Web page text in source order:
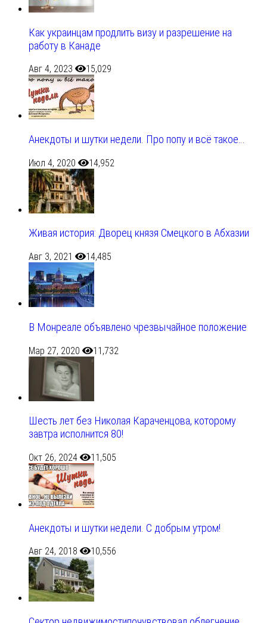
Как украинцам продлить визу и разрешение на
работу в Канаде
Авг 4, 2023 15,029
Анекдоты и шутки недели. Про попу и всё такое…
Июл 4, 2020 14,952
Живая история: Дворец князя Смецкого в Абхазии
Авг 3, 2021 14,485
В Монреале объявлено чрезвычайное положение
Мар 27, 2020 11,732
Шесть лет без Николая Караченцова, которому
завтра исполнится 80!
Окт 26, 2024 11,505
Анекдоты и шутки недели. С добрым утром!
Авг 24, 2018 10,556